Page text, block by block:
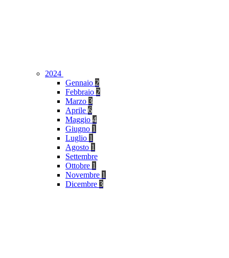
2024
Gennaio 2
Febbraio 2
Marzo 3
Aprile 6
Maggio 4
Giugno 1
Luglio 1
Agosto 1
Settembre
Ottobre 1
Novembre 1
Dicembre 3